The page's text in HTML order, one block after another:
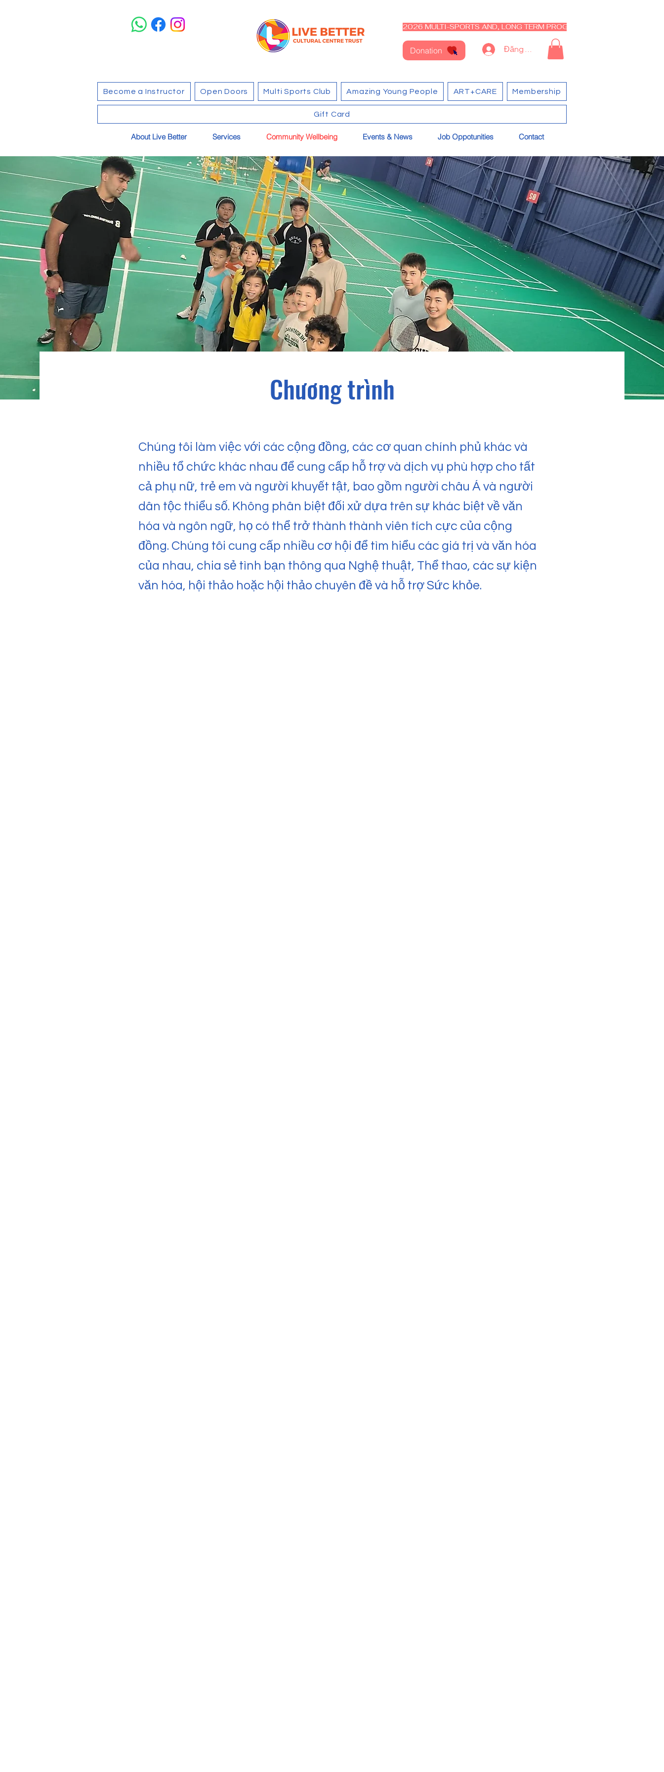
2026 MULTI-SPORTS AND, LONG TERM PROGRAM - CLOSED RE-OPEN
Donation Đăng nhập
Become a Instructor Open Doors Multi Sports Club Amazing Young People ART+CARE Membership
Gift Card
About Live Better Services Community Wellbeing Events & News Job Oppotunities Contact
​Chương trình
​Chúng tôi làm việc với các cộng đồng, các cơ quan chính phủ khác và
nhiều tổ chức khác nhau để cung cấp hỗ trợ và dịch vụ phù hợp cho tất
cả phụ nữ, trẻ em và người khuyết tật, bao gồm người châu Á và người
dân tộc thiểu số. Không phân biệt đối xử dựa trên sự khác biệt về văn
hóa và ngôn ngữ, họ có thể trở thành thành viên tích cực của cộng
đồng. Chúng tôi cung cấp nhiều cơ hội để tìm hiểu các giá trị và văn hóa
của nhau, chia sẻ tình bạn thông qua Nghệ thuật, Thể thao, các sự kiện
văn hóa, hội thảo hoặc hội thảo chuyên đề và hỗ trợ Sức khỏe.